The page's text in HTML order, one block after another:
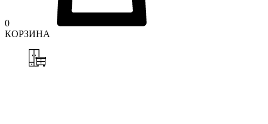
0
КОРЗИНА